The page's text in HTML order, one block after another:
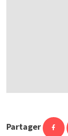
Partager